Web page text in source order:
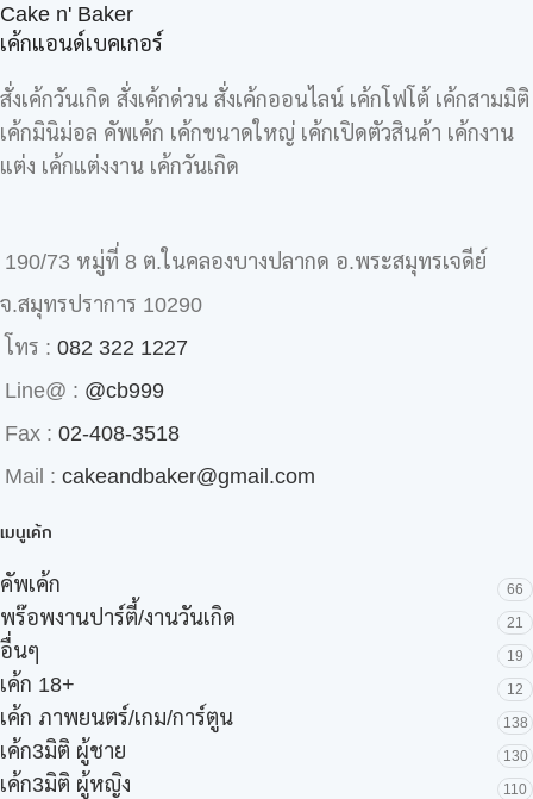
Cake n' Baker
เค้กแอนด์เบคเกอร์
สั่งเค้กวันเกิด สั่งเค้กด่วน สั่งเค้กออนไลน์ เค้กโฟโต้ เค้กสามมิติ
เค้กมินิม่อล คัพเค้ก เค้กขนาดใหญ่ เค้กเปิดตัวสินค้า เค้กงาน
แต่ง เค้กแต่งงาน เค้กวันเกิด
190/73 หมู่ที่ 8 ต.ในคลองบางปลากด อ.พระสมุทรเจดีย์
จ.สมุทรปราการ 10290
โทร : 082 322 1227
Line@ : @cb999
Fax : 02-408-3518
Mail : cakeandbaker@gmail.com
เมนูเค้ก
คัพเค้ก 66
พร๊อพงานปาร์ตี้/งานวันเกิด 21
อื่นๆ 19
เค้ก 18+ 12
เค้ก ภาพยนตร์/เกม/การ์ตูน 138
เค้ก3มิติ ผู้ชาย 130
เค้ก3มิติ ผู้หญิง 110